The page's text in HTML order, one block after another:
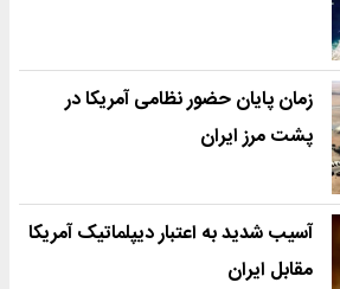
زمان پایان حضور نظامی آمریکا در
پشت مرز ایران
آسیب شدید به اعتبار دیپلماتیک آمریکا
مقابل ایران